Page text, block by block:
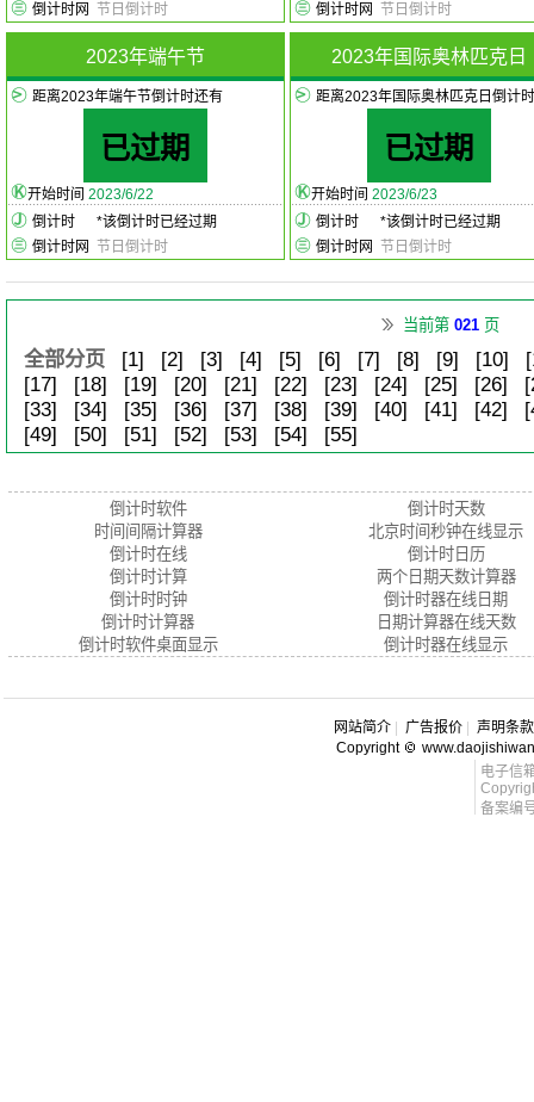
倒计时网
节日倒计时
倒计时网
节日倒计时
2023年端午节
距离2023年端午节倒计时还有
已过期
开始时间 2023/6/22
倒计时
*该倒计时已经过期
倒计时网
节日倒计时
2023年国际奥林匹克日
距离2023年国际奥林匹克日倒计
已过期
开始时间 2023/6/23
倒计时
*该倒计时已经过期
倒计时网
节日倒计时
当前第 021 页
全部分页 [1] [2] [3] [4] [5] [6] [7] [8] [9] [10]
[17]
[18] [19] [20] [21] [22] [23] [24] [25] [26]
[33]
[34] [35] [36] [37] [38] [39] [40] [41] [42]
[49]
[50] [51] [52] [53] [54] [55]
倒计时软件
时间间隔计算器
倒计时在线
倒计时计算
倒计时时钟
倒计时计算器
倒计时软件桌面显示
倒计时天数
北京时间秒钟在线显示
倒计时日历
两个日期天数计算器
倒计时器在线日期
日期计算器在线天数
倒计时器在线显示
网站简介 广告报价
声明条款
Copyright
电子信
备案编